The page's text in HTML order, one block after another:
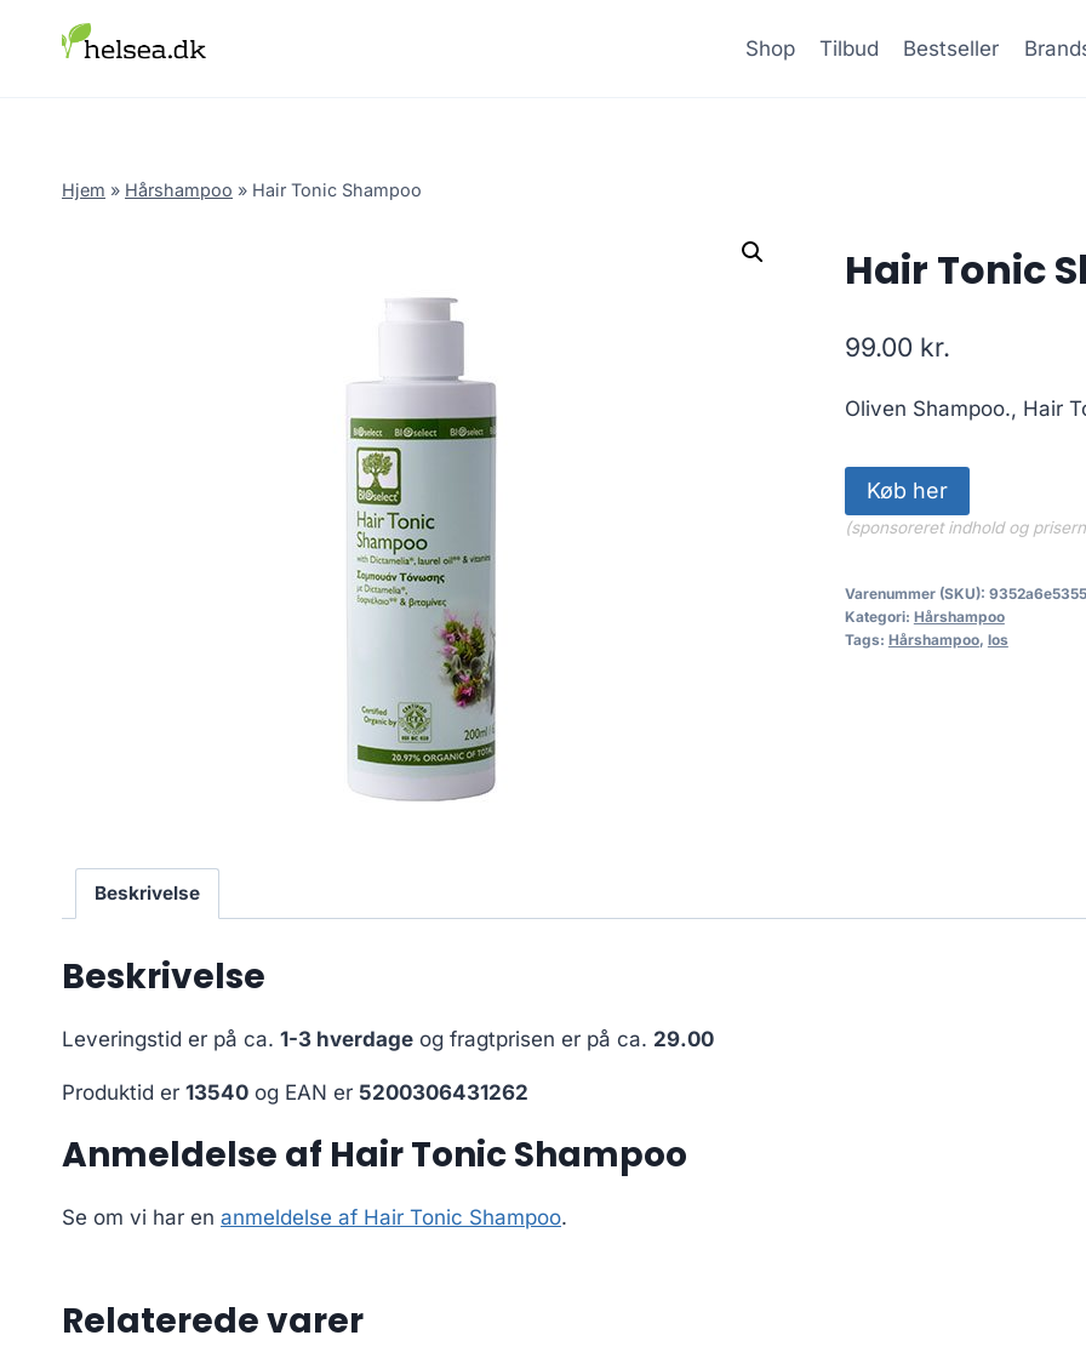
Shop Tilbud Bestseller
Hjem » Hårshampoo » Hair Tonic Shampoo
Hair Tonic
99.00 kr.
Oliven Shampoo., Hair
Køb her
(sponsoreret indhold og
Varenummer (SKU):
Kategori: Hårshampoo
Tags: Hårshampoo, los
Beskrivelse
Beskrivelse
Leveringstid er på ca. 1-3 hverdage og fragtprisen er på ca. 29.00
Produktid er 13540 og EAN er 5200306431262
Anmeldelse af Hair Tonic Shampoo
Se om vi har en anmeldelse af Hair Tonic Shampoo.
Relaterede varer